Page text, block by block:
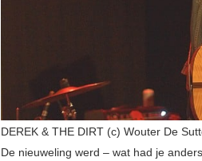
DEREK & THE DIRT (c) Wouter De
De nieuweling werd – wat had je